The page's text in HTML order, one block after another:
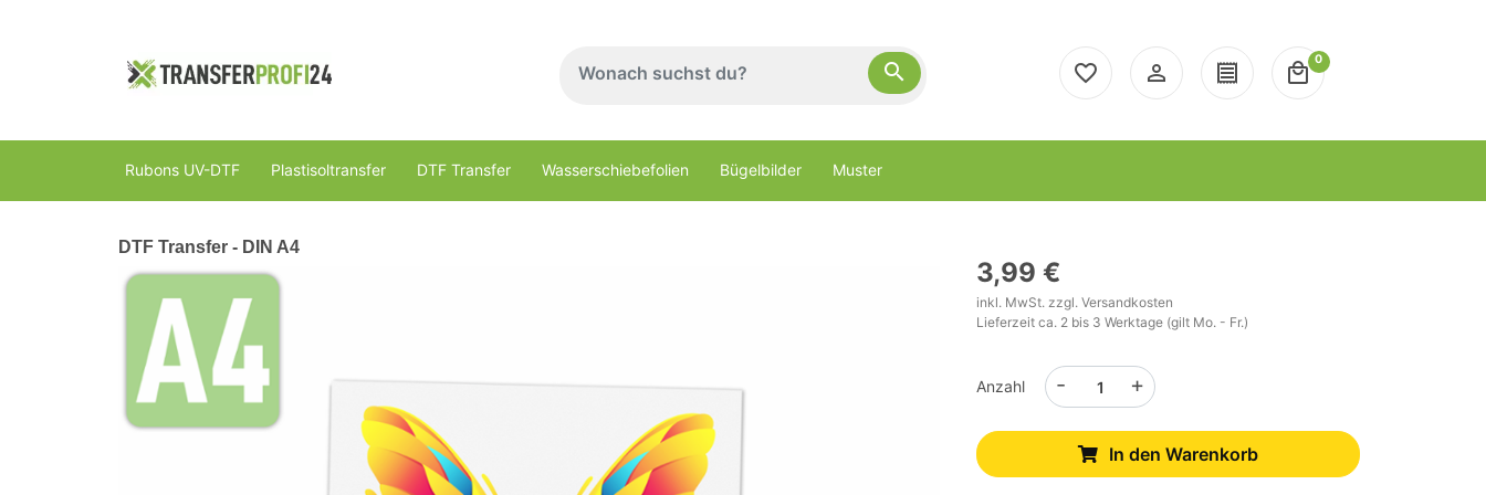
search favorite_border person_outline receipt local_mall
0
Rubons UV-DTF Plastisoltransfer DTF Transfer Wasserschiebefolien Bügelbilder Muster
DTF Transfer - DIN A4
3,99 €
inkl. MwSt. zzgl.Versandkosten
Lieferzeit ca. 2 bis 3 Werktage (gilt Mo. - Fr.)
Anzahl +
-
In den Warenkorb